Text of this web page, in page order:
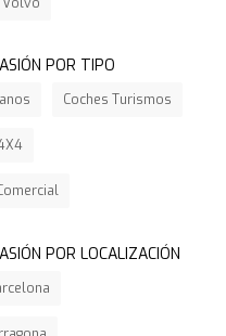
POR TIPO
Coches Turismos
POR LOCALIZACIÓN